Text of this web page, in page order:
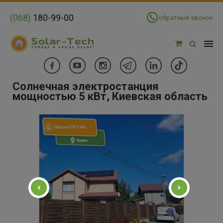
(068) 180-99-00 обратный звонок
Солнечная электростанция
мощностью 5 кВт, Киевская область